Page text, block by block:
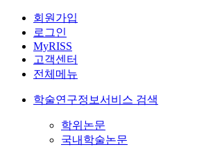
회원가입
로그인
MyRISS
고객센터
전체메뉴
학술연구정보서비스 검색
학위논문
국내학술논문